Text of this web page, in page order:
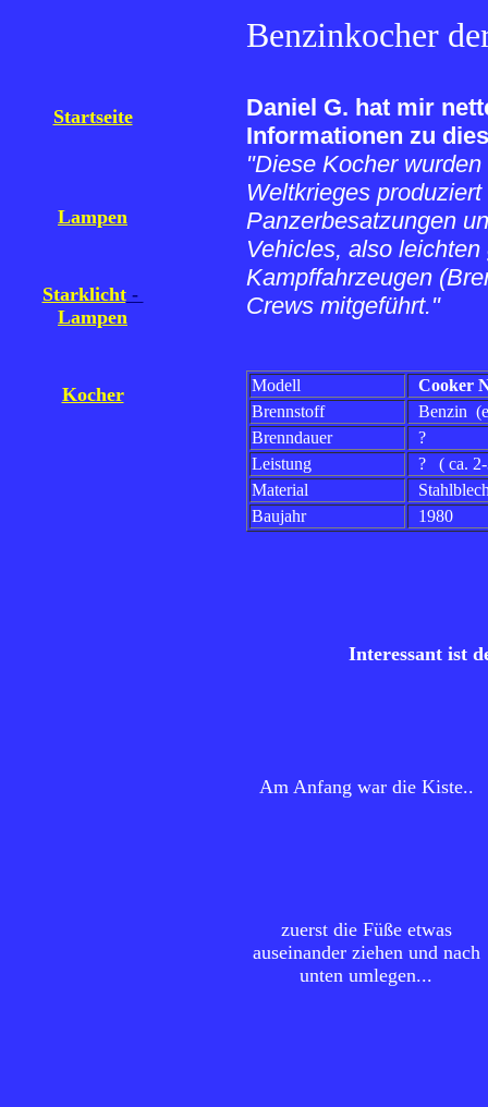
Benzinkocher
Startseite
Lampen
Starklicht-
Lampen
Kocher
Daniel G. hat mir
Informationen zu
"Diese Kocher
Weltkrieges
Panzerbesatzungen
Vehicles, also
Kampffahrzeugen
Crews mitgeführt."
Modell
Cooker
Brennstoff
Benzin
Brenndauer
?
Leistung
? ( ca.
Material
Baujahr
1980
Interessant ist
Am Anfang war die Kiste..
zuerst die Füße etwas
auseinander ziehen und nach
unten umlegen...